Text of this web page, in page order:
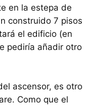
en la estepa de
construido 7 pisos
el edificio (en
pediría añadir otro
ascensor, es otro
Como que el